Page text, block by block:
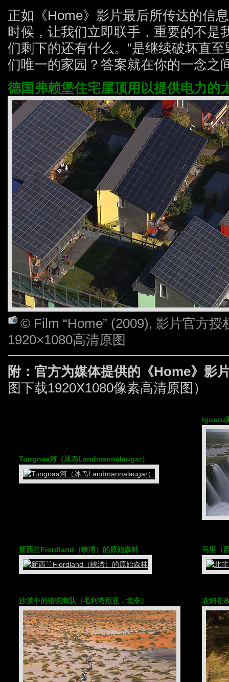
正如《Home》影片最后所传达的信
时候，让我们立即联手，重要的不是
们剩下的还有什么。”是继续破坏直
们唯一的家园？答案就在你的一念之
德国弗赖堡住宅屋顶用以提供电力的
© Film “Home” (2009), 影片官方
1920×1080高清原图
附：官方为媒体提供的《Home》影
图下载1920X1080像素高清原图）
Tungnaa河（冰岛Landmannalaugar）
Iguazu
新西兰Fiordland（峡湾）的原始森林 马里（
沙漠中的骆驼商队（毛利塔尼亚，北非） 农妇在